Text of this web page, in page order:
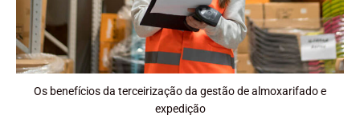
Os benefícios da terceirização da gestão de almoxarifado e
expedição